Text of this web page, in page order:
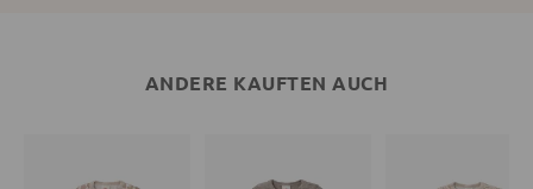
ANDERE KAUFTEN AUCH